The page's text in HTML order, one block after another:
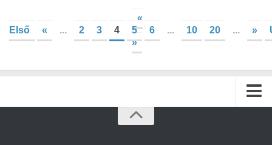
«
Első
« ... 2 3 4 5 6 ... 10 20 ... »
»